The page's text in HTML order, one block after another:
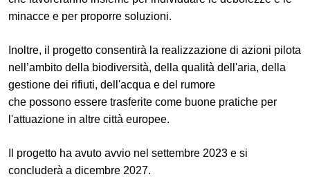
minacce e per proporre soluzioni.
Inoltre, il progetto consentirà la realizzazione di azioni pilota
nell’ambito della biodiversità, della qualità dell'aria, della
gestione dei rifiuti, dell'acqua e del rumore
che possono essere trasferite come buone pratiche per
l'attuazione in altre città europee.
Il progetto ha avuto avvio nel settembre 2023 e si
concluderà a dicembre 2027.